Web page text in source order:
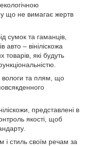
що не вимагає жертв
сумок та гаманців,
авто – вініліскожа
товарів, які будуть
вологи та плям, що
представлені в
якості, щоб
і стиль своїм речам за